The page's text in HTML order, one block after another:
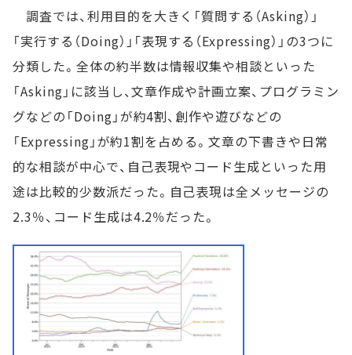
調査では、利用目的を大きく「質問する（Asking）」
「実行する（Doing）」「表現する（Expressing）」の3つに
分類した。全体の約半数は情報収集や相談といった
「Asking」に該当し、文章作成や計画立案、プログラミン
グなどの「Doing」が約4割、創作や遊びなどの
「Expressing」が約1割を占める。文章の下書きや日常
的な相談が中心で、自己表現やコード生成といった用
途は比較的少数派だった。自己表現は全メッセージの
2.3％、コード生成は4.2％だった。